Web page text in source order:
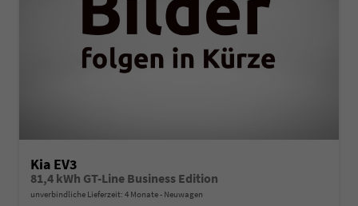
Kia EV3
81,4 kWh GT-Line Business Edition
unverbindliche Lieferzeit: 4 Monate Neuwagen